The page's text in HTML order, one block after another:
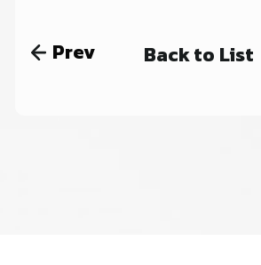
Back to List
Prev